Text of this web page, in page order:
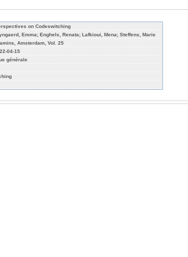
on Codeswitching
Emma; Enghels, Renata; Lafkioui, Mena; Steffens, Marie
Amsterdam, Vol. 25
04-15
générale